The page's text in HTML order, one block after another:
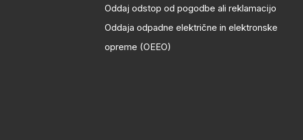
Oddaj odstop od pogodbe ali reklamacijo
Oddaja odpadne električne in elektronske
opreme (OEEO)